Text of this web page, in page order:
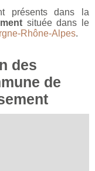
présents dans la
située dans le
Rhône-Alpes.
des
de